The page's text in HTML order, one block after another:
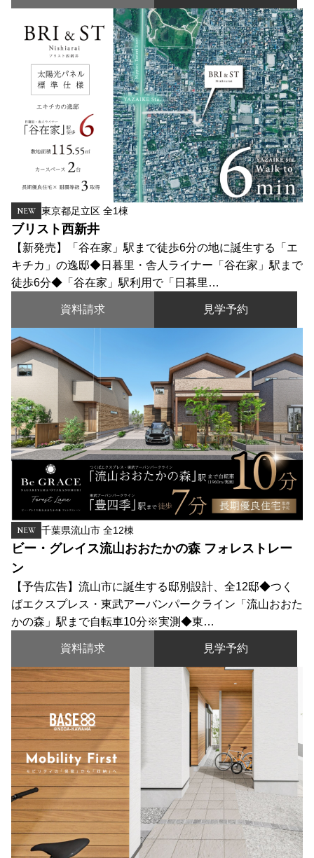
NEW 東京都足立区 全1棟
ブリスト西新井
【新発売】「谷在家」駅まで徒歩6分の地に誕生する「エ
キチカ」の逸邸◆日暮里・舎人ライナー「谷在家」駅まで
徒歩6分◆「谷在家」駅利用で「日暮里…
資料請求 見学予約
NEW 千葉県流山市 全12棟
ビー・グレイス流山おおたかの森 フォレストレー
ン
【予告広告】流山市に誕生する邸別設計、全12邸◆つく
ばエクスプレス・東武アーバンパークライン「流山おおた
かの森」駅まで自転車10分※実測◆東…
資料請求 見学予約